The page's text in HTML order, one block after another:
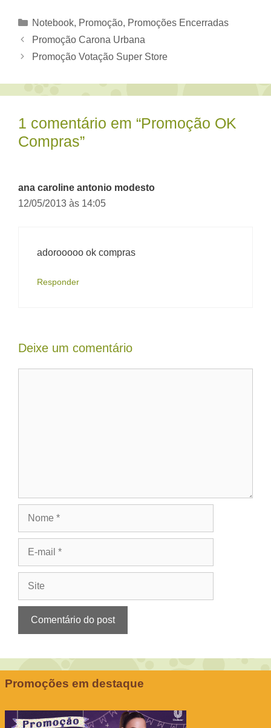
Categorias
Notebook, Promoção, Promoções Encerradas
Promoção Carona Urbana
Promoção Votação Super Store
1 comentário em “Promoção OK
Compras”
ana caroline antonio modesto
12/05/2013 às 14:05
adorooooo ok compras
Responder
Deixe um comentário
Promoções em destaque